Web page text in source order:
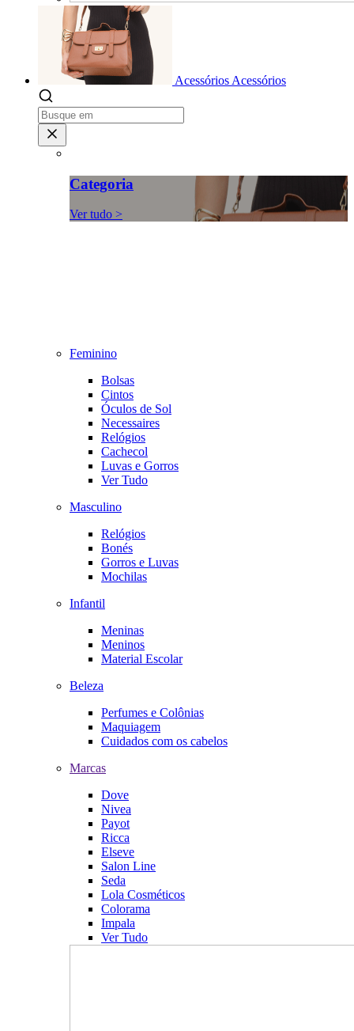
Acessórios Acessórios
Categoria
Ver tudo >
Feminino
Bolsas
Cintos
Óculos de Sol
Necessaires
Relógios
Cachecol
Luvas e Gorros
Ver Tudo
Masculino
Relógios
Bonés
Gorros e Luvas
Mochilas
Infantil
Meninas
Meninos
Material Escolar
Beleza
Perfumes e Colônias
Maquiagem
Cuidados com os cabelos
Marcas
Dove
Nivea
Payot
Ricca
Elseve
Salon Line
Seda
Lola Cosméticos
Colorama
Impala
Ver Tudo